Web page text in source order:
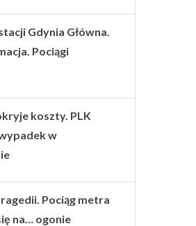
Gdynia Główna.
Pociągi
koszty. PLK
w
Pociąg metra
na… ogonie